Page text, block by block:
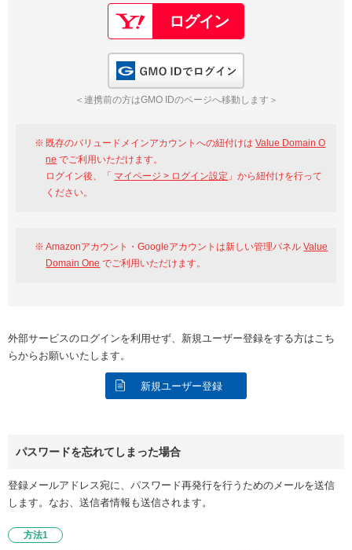
Google
GMO ID Amazon
※AmazonはValue Domain Oneのログイン画面へ遷移します
以下でも登録可能
Google Yahoo!
GMO ID
＜連携前の方はGMO IDのページへ移動します＞
既存のバリュードメインアカウントへの紐付けはValue Domain O
ne でご利用いただけます。
ログイン後、「 マイページ > ログイン設定 」から紐付けを行って
ください。
Amazonアカウント・Googleアカウントは新しい管理パネルValue
Domain One でご利用いただけます。
外部サービスのログインを利用せず、新規ユーザー登録をする方はこち
らからお願いいたします。
新規ユーザー登録
パスワードを忘れてしまった場合
登録メールアドレス宛に、パスワード再発行を行うためのメールを送信
します。なお、送信者情報も送信されます。
方法1